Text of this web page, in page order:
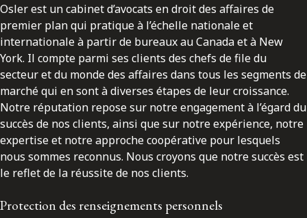
Osler est un cabinet d’avocats en droit des affaires de
premier plan qui pratique à l’échelle nationale et
internationale à partir de bureaux au Canada et à New
York. Il compte parmi ses clients des chefs de file du
secteur et du monde des affaires dans tous les segments de
marché qui en sont à diverses étapes de leur croissance.
Notre réputation repose sur notre engagement à l’égard du
succès de nos clients, ainsi que sur notre expérience, notre
expertise et notre approche coopérative pour lesquels
nous sommes reconnus. Nous croyons que notre succès est
le reflet de la réussite de nos clients.
Protection des renseignements personnels